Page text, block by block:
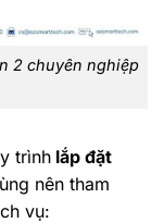
2 chuyên nghiệp
trình lắp đặt
nên tham
vụ: